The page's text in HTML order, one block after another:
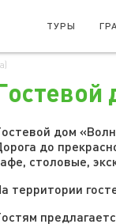
ТУРЫ
дом
до
столовые,
территории